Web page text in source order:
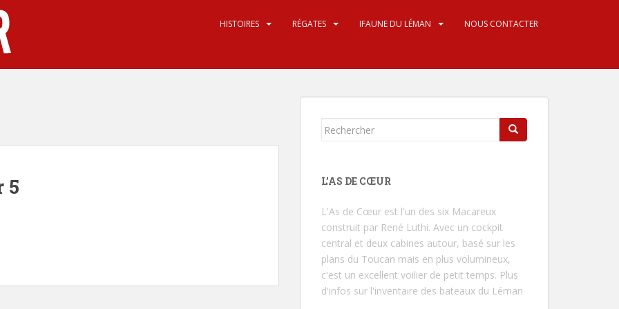
HISTOIRES RÉGATES IFAUNE DU LÉMAN NOUS CONTACTER
5
Rechercher...
L’AS DE CŒUR
L'As de Cœur est l'un des six Macareux
construit par René Luthi. Avec un cockpit
central et deux cabines autour, basé sur les
plans du Toucan mais en plus volumineux,
c'est un excellent voilier de petit temps. Plus
d'infos sur l'inventaire des bateaux du Léman